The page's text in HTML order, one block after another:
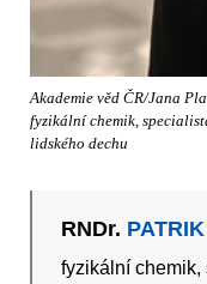
Akademie věd ČR/Jana
fyzikální chemik,
lidského dechu
RNDr.
fyzikální